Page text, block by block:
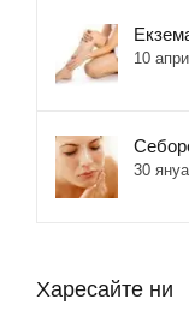
10
30
Харесайте ни